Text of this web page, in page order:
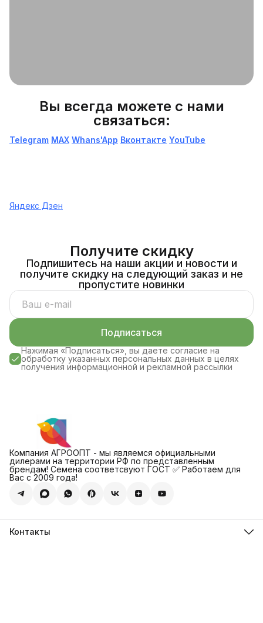
Вы всегда можете с нами
связаться:
Telegram МАХ Whans'App Вконтакте YouTube
Яндекс Дзен
Получите скидку
Подпишитесь на наши акции и новости и
получите скидку на следующий заказ и не
пропустите новинки
Подписаться
Нажимая «Подписаться», вы даете согласие на
обработку указанных персональных данных в целях
получения информационной и рекламной рассылки
Компания АГРООПТ - мы являемся официальными
дилерами на территории РФ по представленным
брендам! Семена соответсвуют ГОСТ ✅ Работаем для
Вас с 2009 года!
Контакты